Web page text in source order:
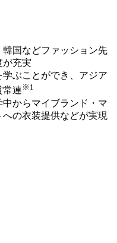
国などファッション先
が充実
ぶことができ、 アジア
常連 ※1
中からマイブランド・マ
の衣装提供などが実現